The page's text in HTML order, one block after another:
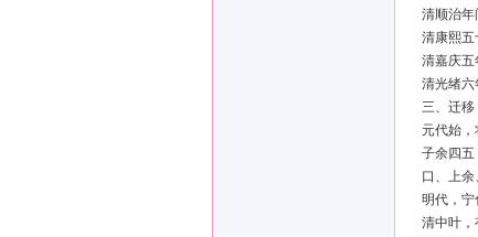
清顺治年
清康熙五
清嘉庆五
清光绪六
三、迁移
元代始，
子余四五
口、上余
明代，宁
清中叶，